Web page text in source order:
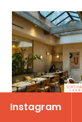
Instagram